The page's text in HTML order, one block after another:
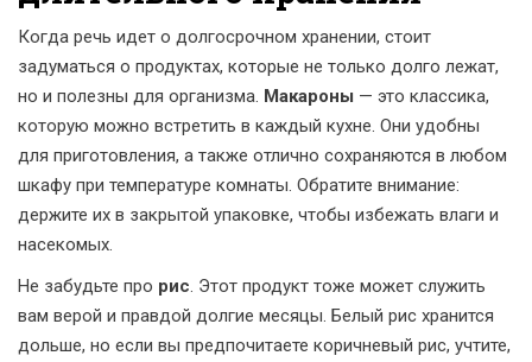
Когда речь идет о долгосрочном хранении, стоит
задуматься о продуктах, которые не только долго лежат,
но и полезны для организма. Макароны — это классика,
которую можно встретить в каждый кухне. Они удобны
для приготовления, а также отлично сохраняются в любом
шкафу при температуре комнаты. Обратите внимание:
держите их в закрытой упаковке, чтобы избежать влаги и
насекомых.
Не забудьте про рис. Этот продукт тоже может служить
вам верой и правдой долгие месяцы. Белый рис хранится
дольше, но если вы предпочитаете коричневый рис, учтите,